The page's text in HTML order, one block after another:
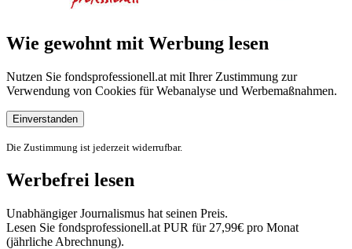
Wie gewohnt mit Werbung lesen
Nutzen Sie fondsprofessionell.at mit Ihrer Zustimmung zur
Verwendung von Cookies für Webanalyse und Werbemaßnahmen.
Einverstanden
Die Zustimmung ist jederzeit widerrufbar.
Werbefrei lesen
Unabhängiger Journalismus hat seinen Preis.
Lesen Sie fondsprofessionell.at PUR für 27,99€ pro Monat
(jährliche Abrechnung).